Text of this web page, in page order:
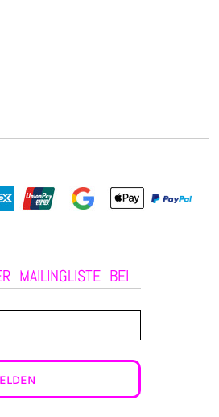
MAILINGLISTE BEI